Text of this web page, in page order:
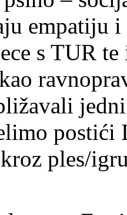
empatiju
s TUR
ples/